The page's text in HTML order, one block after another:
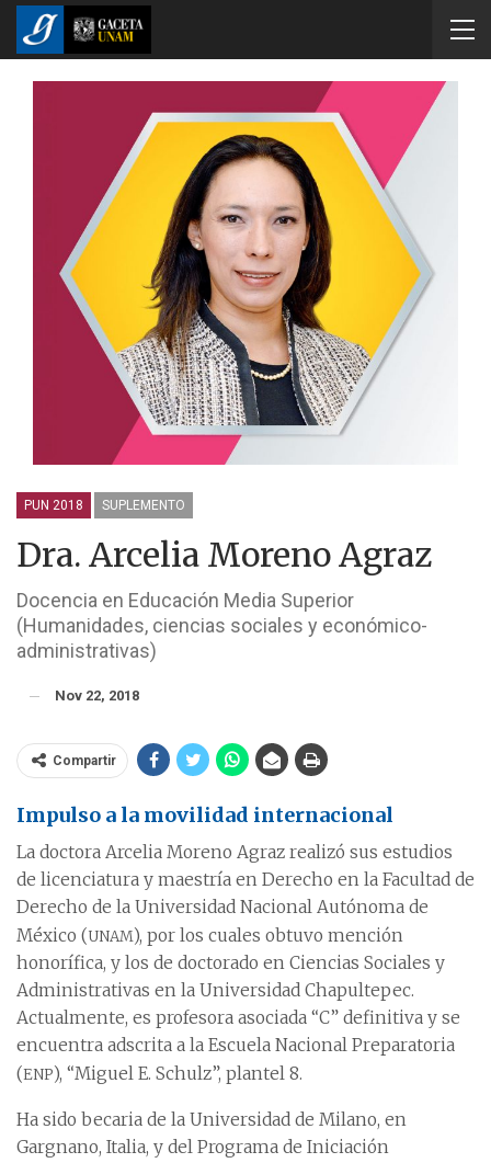
PUN 2018 SUPLEMENTO
Dra. Arcelia Moreno Agraz
Docencia en Educación Media Superior
(Humanidades, ciencias sociales y económico-
administrativas)
Nov 22, 2018
Compartir
Impulso a la movilidad internacional
La doctora Arcelia Moreno Agraz realizó sus estudios
de licenciatura y maestría en Derecho en la Facultad de
Derecho de la Universidad Nacional Autónoma de
México (unam), por los cuales obtuvo mención
honorífica, y los de doctorado en Ciencias Sociales y
Administrativas en la Universidad Chapultepec.
Actualmente, es profesora asociada “C” definitiva y se
encuentra adscrita a la Escuela Nacional Preparatoria
(enp), “Miguel E. Schulz”, plantel 8.
Ha sido becaria de la Universidad de Milano, en
Gargnano, Italia, y del Programa de Iniciación